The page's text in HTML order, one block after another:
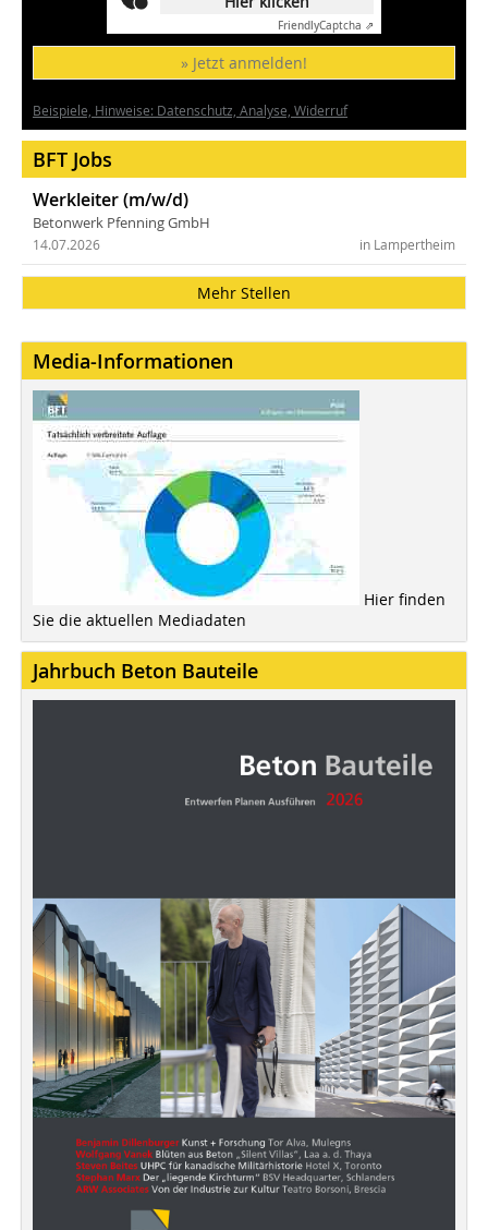
FriendlyCaptcha ⇗
» Jetzt anmelden!
Beispiele, Hinweise: Datenschutz, Analyse, Widerruf
BFT Jobs
Werkleiter (m/w/d)
Betonwerk Pfenning GmbH
in Lampertheim
14.07.2026
Mehr Stellen
Media-Informationen
Hier finden
Sie die aktuellen Mediadaten
Jahrbuch Beton Bauteile